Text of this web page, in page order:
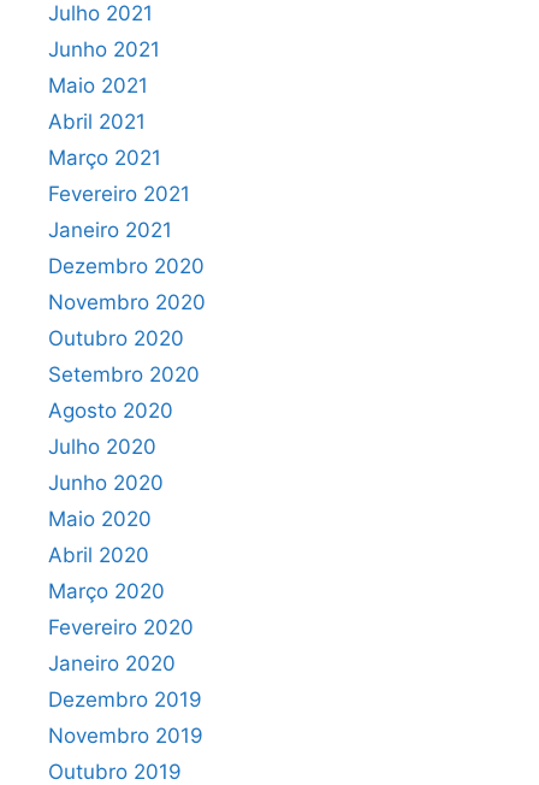
Julho 2021
Junho 2021
Maio 2021
Abril 2021
Março 2021
Fevereiro 2021
Janeiro 2021
Dezembro 2020
Novembro 2020
Outubro 2020
Setembro 2020
Agosto 2020
Julho 2020
Junho 2020
Maio 2020
Abril 2020
Março 2020
Fevereiro 2020
Janeiro 2020
Dezembro 2019
Novembro 2019
Outubro 2019